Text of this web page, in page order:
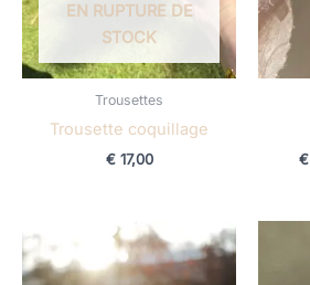
EN RUPTURE DE
STOCK
Trousettes
Trousette coquillage
€17,00 €